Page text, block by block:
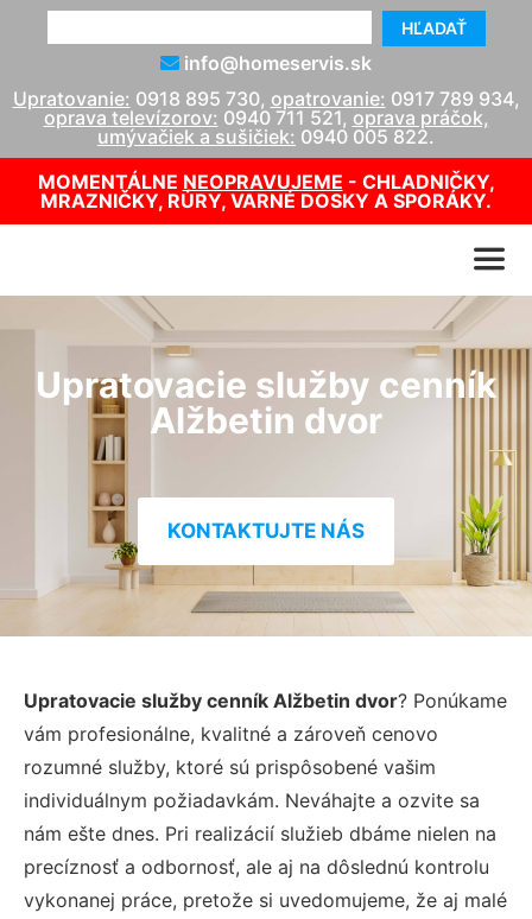
HĽADAŤ
info@homeservis.sk
Upratovanie: 0918 895 730, opatrovanie: 0917 789 934,
oprava televízorov: 0940 711 521, oprava práčok,
umývačiek a sušičiek: 0940 005 822.
MOMENTÁLNE NEOPRAVUJEME - CHLADNIČKY,
MRAZNIČKY, RÚRY, VARNÉ DOSKY A SPORÁKY.
Upratovacie služby cenník
Alžbetin dvor
KONTAKTUJTE NÁS
Upratovacie služby cenník Alžbetin dvor? Ponúkame
vám profesionálne, kvalitné a zároveň cenovo
rozumné služby, ktoré sú prispôsobené vašim
individuálnym požiadavkám. Neváhajte a ozvite sa
nám ešte dnes. Pri realizácií služieb dbáme nielen na
precíznosť a odbornosť, ale aj na dôslednú kontrolu
vykonanej práce, pretože si uvedomujeme, že aj malé